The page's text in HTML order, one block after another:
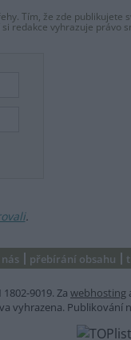
Tím, že zde publikujete
si redakce vyhrazuje právo
.
přebírání obsahu
1802-9019. Za webhosting
vyhrazena.